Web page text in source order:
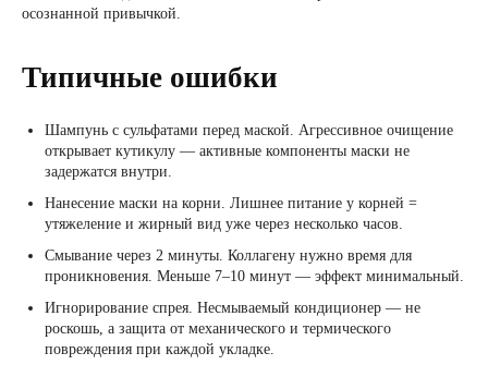
осознанной привычкой.
Типичные ошибки
Шампунь с сульфатами перед маской. Агрессивное очищение
открывает кутикулу — активные компоненты маски не
задержатся внутри.
Нанесение маски на корни. Лишнее питание у корней =
утяжеление и жирный вид уже через несколько часов.
Смывание через 2 минуты. Коллагену нужно время для
проникновения. Меньше 7–10 минут — эффект минимальный.
Игнорирование спрея. Несмываемый кондиционер — не
роскошь, а защита от механического и термического
повреждения при каждой укладке.